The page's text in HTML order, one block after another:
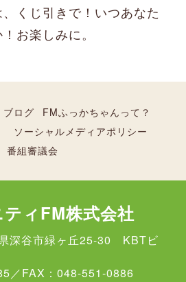
くじ引きで！いつあなた
お楽しみに。
ブログ
FMふっかちゃんって？
ソーシャルメディアポリシー
番組審議会
ィFM株式会社
深谷市緑ヶ丘25-30 KBTビ
／FAX：048-551-0886